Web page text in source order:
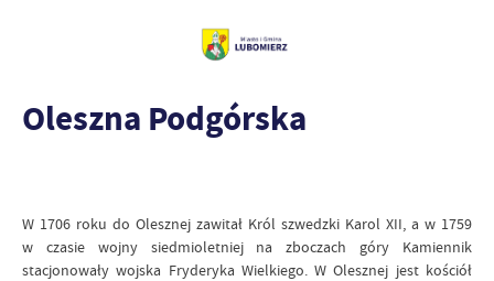
Oleszna Podgórska
W 1706 roku do Olesznej zawitał Król szwedzki Karol XII, a w 1759
w czasie wojny siedmioletniej na zboczach góry Kamiennik
stacjonowały wojska Fryderyka Wielkiego. W Olesznej jest kościół